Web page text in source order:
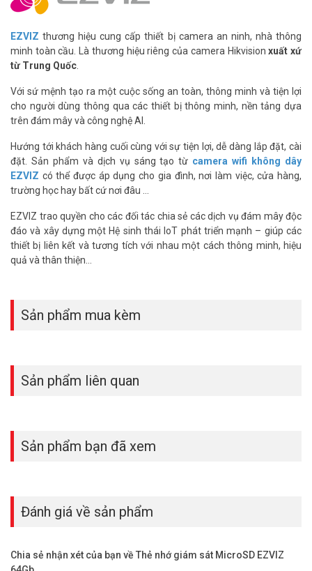
– Xuất xứ: Trung Quốc
Đặt mua hàng Online ngay hôm nay để được hỗ trợ giá tốt nhất.
Tham khảo thêm thông tin tại
EZVIZ thương hiệu cung cấp thiết bị camera an ninh, nhà thông
minh toàn cầu. Là thương hiệu riêng của camera Hikvisionxuất xứ
từ Trung Quốc
Với sứ mệnh tạo ra một cuộc sống an toàn, thông minh và tiện lợi
cho người dùng thông qua các thiết bị thông minh, nền tảng dựa
trên đám mây và công nghệ AI.
Hướng tới khách hàng cuối cùng với sự tiện lợi, dễ dàng lắp đặt, cài
đặt. Sản phẩm và dịch vụ sáng tạo từ camera wifi không dây
EZVIZ có thể được áp dụng cho gia đình, nơi làm việc, cửa hàng,
trường học hay bất cứ nơi đâu …
EZVIZ trao quyền cho các đối tác chia sẻ các dịch vụ đám mây độc
đáo và xây dựng một Hệ sinh thái IoT phát triển mạnh – giúp các
thiết bị liên kết và tương tích với nhau một cách thông minh, hiệu
quả và thân thiện…
Sản phẩm mua kèm
Sản phẩm liên quan
Sản phẩm bạn đã xem
Đánh giá về sản phẩm
Chia sẻ nhận xét của bạn về Thẻ nhớ giám sát MicroSD EZVIZ